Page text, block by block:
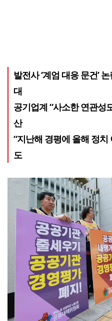
발전사 ‘계엄 대응 문건’
대
공기업계 “사소한 연관성
산
“지난해 경평에 올해 정치
도